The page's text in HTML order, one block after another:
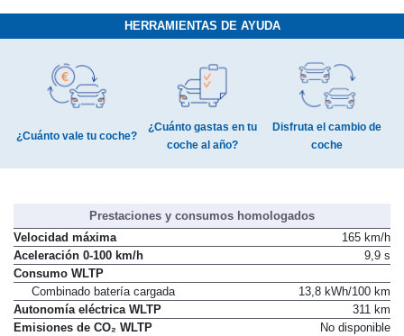
HERRAMIENTAS DE AYUDA
¿Cuánto vale tu coche?
¿Cuánto gastas en tu
coche al año?
Disfruta el cambio de
coche
Prestaciones y consumos homologados
Velocidad máxima
165 km/h
Aceleración 0-100 km/h
9,9 s
Consumo WLTP
Combinado batería cargada
13,8 kWh/100 km
Autonomía eléctrica WLTP
311 km
Emisiones de CO₂ WLTP
No disponible